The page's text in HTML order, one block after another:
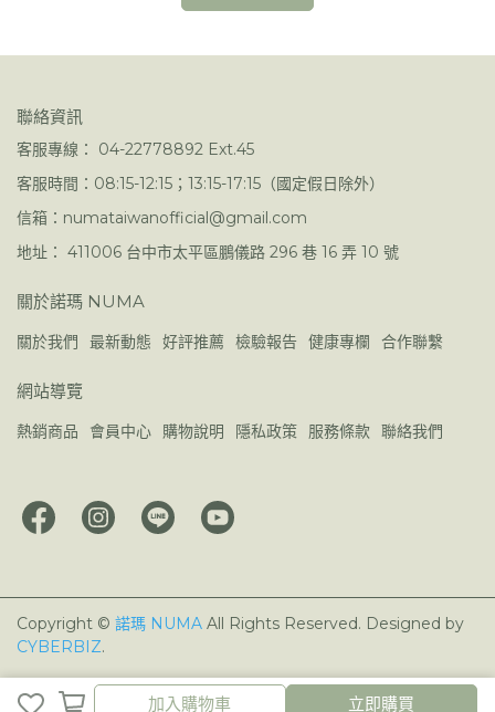
加入購物車
加入購物車 立即購買
聯絡資訊
客服專線： 04-22778892 Ext.45
客服時間：08:15-12:15；13:15-17:15（國定假日除外）
信箱：numataiwanofficial@gmail.com
地址： 411006 台中市太平區鵬儀路 296 巷 16 弄 10 號
關於諾瑪 NUMA
關於我們 最新動態 好評推薦 檢驗報告 健康專欄 合作聯繫
網站導覽
熱銷商品 會員中心 購物說明 隱私政策 服務條款 聯絡我們
Copyright © 諾瑪 NUMA All Rights Reserved. Designed by
CYBERBIZ.